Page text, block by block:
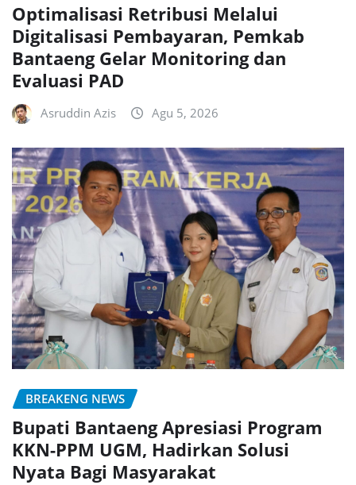
Optimalisasi Retribusi Melalui
Digitalisasi Pembayaran, Pemkab
Bantaeng Gelar Monitoring dan
Evaluasi PAD
Asruddin Azis Agu 5, 2026
BREAKENG NEWS
Bupati Bantaeng Apresiasi Program
KKN-PPM UGM, Hadirkan Solusi
Nyata Bagi Masyarakat